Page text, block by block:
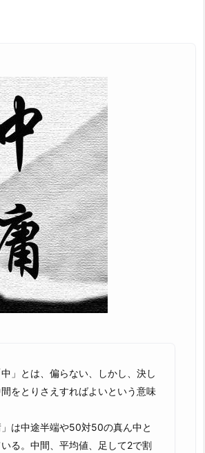
中」とは、偏らない、しかし、決し
をとりさえすればよいという意味
は中途半端や50対50の真ん中と
る。中間、平均値、足して2で割